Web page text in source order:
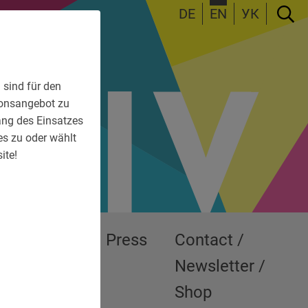
sind für den
zu
des Einsatzes
zu oder wählt
DE EN УК
Press
Contact /
Newsletter /
Shop